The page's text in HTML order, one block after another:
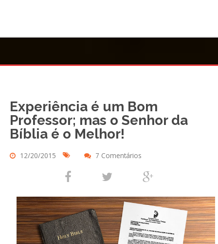
Experiência é um Bom
Professor; mas o Senhor da
Bíblia é o Melhor!
12/20/2015 7 Comentários